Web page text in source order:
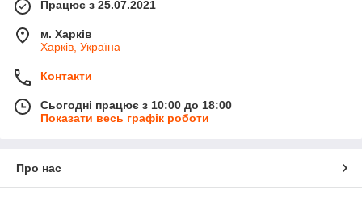
Працює з 25.07.2021
м. Харків
Харків, Україна
Контакти
Сьогодні працює з 10:00 до 18:00
Показати весь графік роботи
Про нас